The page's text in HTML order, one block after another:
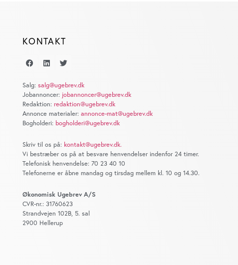
KONTAKT
Salg: salg@ugebrev.dk
Jobannoncer: jobannoncer@ugebrev.dk
Redaktion: redaktion@ugebrev.dk
Annonce materialer: annonce-mat@ugebrev.dk
Bogholderi: bogholderi@ugebrev.dk
Skriv til os på: kontakt@ugebrev.dk.
Vi bestræber os på at besvare henvendelser indenfor 24 timer.
Telefonisk henvendelse: 70 23 40 10
Telefonerne er åbne mandag og tirsdag mellem kl. 10 og 14.30.
Økonomisk Ugebrev A/S
CVR-nr.: 31760623
Strandvejen 102B, 5. sal
2900 Hellerup